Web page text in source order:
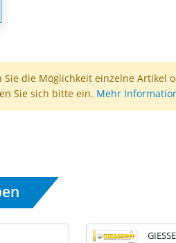
die Möglichkeit einzelne Artikel
Sie sich bitte ein. Mehr